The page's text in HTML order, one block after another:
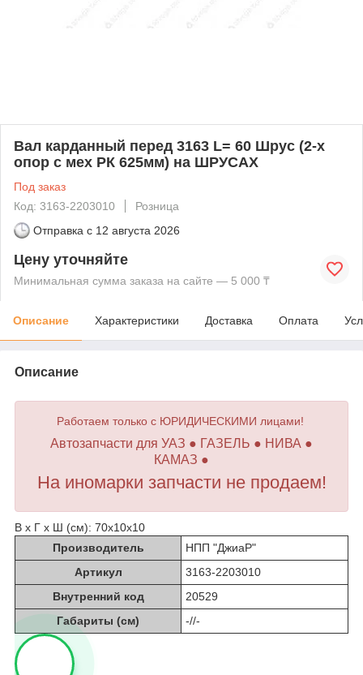
Вал карданный перед 3163 L= 60 Шрус (2-х
опор с мех РК 625мм) на ШРУСАХ
Под заказ
Код: 3163-2203010
Розница
Отправка с 12 августа 2026
Цену уточняйте
Минимальная сумма заказа на сайте — 5 000 ₸
Описание Характеристики Доставка Оплата
Описание
Работаем только с ЮРИДИЧЕСКИМИ лицами!
Автозапчасти для УАЗ ● ГАЗЕЛЬ ● НИВА ●
КАМАЗ ●
На иномарки запчасти не продаем!
В х Г х Ш (см): 70х10х10
Производитель
НПП "ДжиаР"
Артикул
3163-2203010
Внутренний код
20529
Габариты (см)
-//-